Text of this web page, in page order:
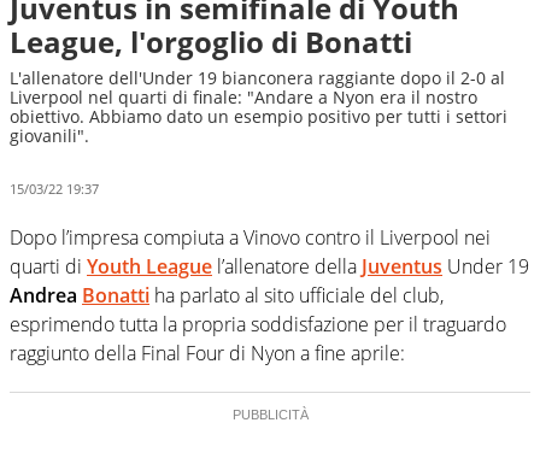
League, l'orgoglio di Bonatti
L'allenatore dell'Under 19 bianconera raggiante dopo il 2-0 al
Liverpool nel quarti di finale: "Andare a Nyon era il nostro
obiettivo. Abbiamo dato un esempio positivo per tutti i settori
giovanili".
15/03/22 19:37
Dopo l’impresa compiuta a Vinovo contro il Liverpool nei
quarti di Youth League l’allenatore della Juventus Under 19
Andrea Bonatti ha parlato al sito ufficiale del club,
esprimendo tutta la propria soddisfazione per il traguardo
raggiunto della Final Four di Nyon a fine aprile: